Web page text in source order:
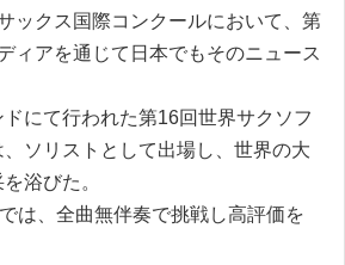
ッ ク ス国際コンク ールにおいて
第
ィ アを通 じて 日本でもそのニ ュ ース
ドにて行われた第16回世界サク ソフ
ソ リ ス ト と して出場し
世界の大
を浴びた 。
は 全曲無伴奏で挑戦し高評価を